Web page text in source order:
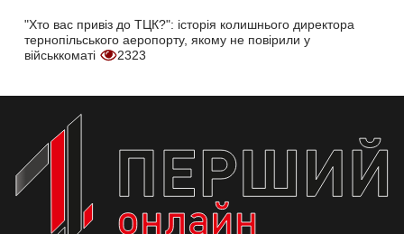
"Хто вас привіз до ТЦК?": історія колишнього директора
тернопільського аеропорту, якому не повірили у
військкоматі
2323